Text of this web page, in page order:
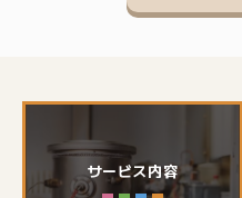
サービス内容